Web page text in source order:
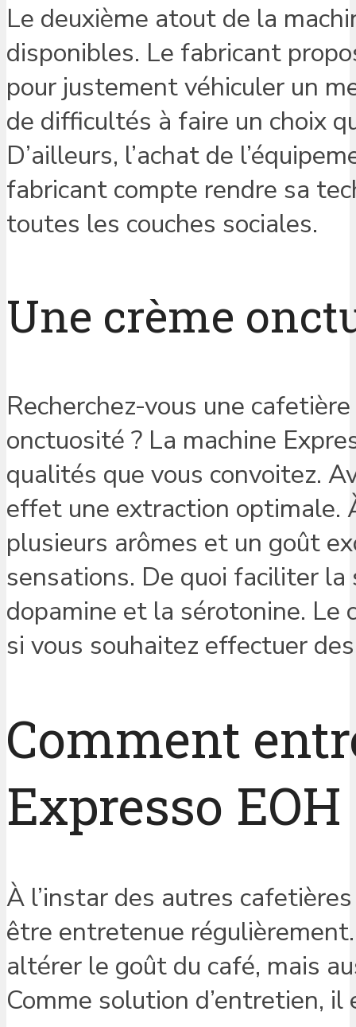
Le deuxième atout de la
disponibles. Le fabricant
pour justement véhiculer un
de difficultés à faire un choix
D’ailleurs, l’achat de
fabricant compte rendre sa
toutes les couches sociales.
Une crème
Recherchez-vous une
onctuosité ? La machine
qualités que vous convoitez.
effet une extraction optimale.
plusieurs arômes et un goût
sensations. De quoi faciliter
dopamine et la sérotonine. Le
si vous souhaitez effectuer
Comment
Expresso EOH
À l’instar des autres
être entretenue
altérer le goût du café, mais
Comme solution d’entretien,